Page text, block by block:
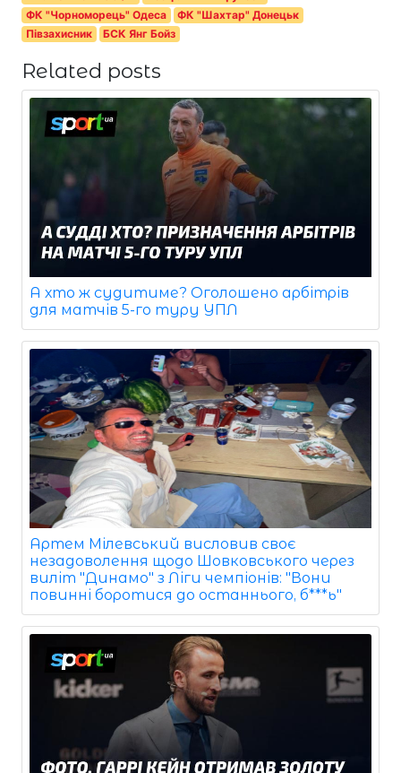
ФК "Чорноморець" Одеса
ФК "Шахтар" Донецьк
Півзахисник
БСК Янг Бойз
Related posts
А хто ж судитиме? Оголошено арбітрів
для матчів 5-го туру УПЛ
Артем Мілевський висловив своє
незадоволення щодо Шовковського через
виліт "Динамо" з Ліги чемпіонів: "Вони
повинні боротися до останнього, б***ь"